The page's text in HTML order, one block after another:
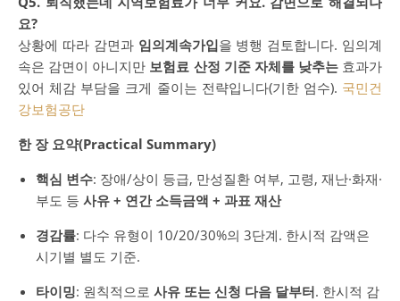
요?
상황에 따라 감면과 임의계속가입을 병행 검토합니다. 임의계
속은 감면이 아니지만 보험료 산정 기준 자체를 낮추는효과가
있어 체감 부담을 크게 줄이는 전략입니다(기한 엄수). 국민건
강보험공단
한 장 요약(Practical Summary)
핵심 변수: 장애/상이 등급, 만성질환 여부, 고령, 재난·화재·
부도 등 사유 + 연간 소득금액 + 과표 재산
경감률: 다수 유형이 10/20/30%의 3단계. 한시적 감액은
시기별 별도 기준.
타이밍: 원칙적으로 사유 또는 신청 다음 달부터. 한시적 감